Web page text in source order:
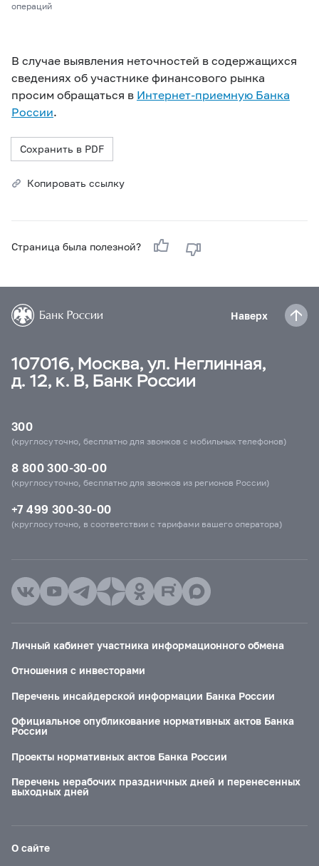
операций
В случае выявления неточностей в содержащихся
сведениях об участнике финансового рынка
просим обращаться в Интернет-приемную Банка
России.
Сохранить в PDF
Копировать ссылку
Страница была полезной?
Наверх
107016, Москва, ул. Неглинная,
д. 12, к. В, Банк России
300
(круглосуточно, бесплатно для звонков с мобильных телефонов)
8 800 300-30-00
(круглосуточно, бесплатно для звонков из регионов России)
+7 499 300-30-00
(круглосуточно, в соответствии с тарифами вашего оператора)
Личный кабинет участника информационного обмена
Отношения с инвесторами
Перечень инсайдерской информации Банка России
Официальное опубликование нормативных актов Банка
России
Проекты нормативных актов Банка России
Перечень нерабочих праздничных дней и перенесенных
выходных дней
О сайте